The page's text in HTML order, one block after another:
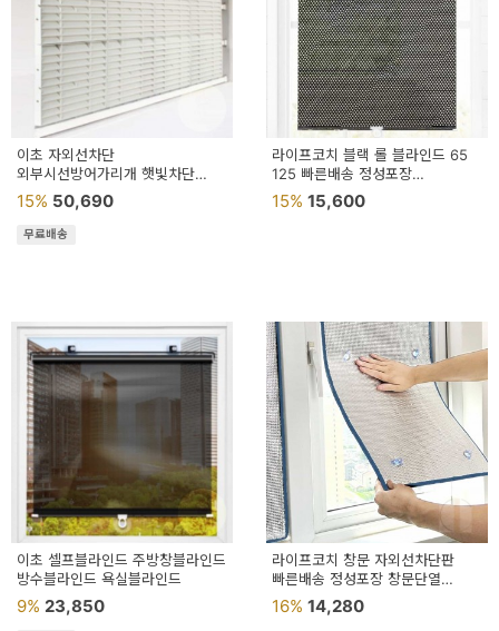
이초 자외선차단
외부시선방어가리개 햇빛차단
방범창가림막
15% 50,690
무료배송
라이프코치 블랙 롤 블라인드 65
125 빠른배송 정성포장
암막롤블라인드 방염블라인드
15% 15,600
이초 셀프블라인드 주방창블라인드
방수블라인드 욕실블라인드
9% 23,850
라이프코치 창문 자외선차단판
빠른배송 정성포장 창문단열
창문햇빛가리개
16% 14,280